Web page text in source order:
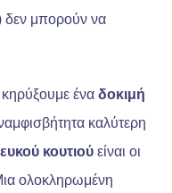
δεν μπορούν να
ένα δοκιμή
καλύτερη
κουτιού είναι οι
ολοκληρωμένη